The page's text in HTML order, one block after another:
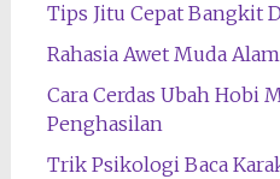
Tips Jitu Cepat Bangkit
Rahasia Awet Muda
Cara Cerdas Ubah Hobi
Penghasilan
Trik Psikologi Baca